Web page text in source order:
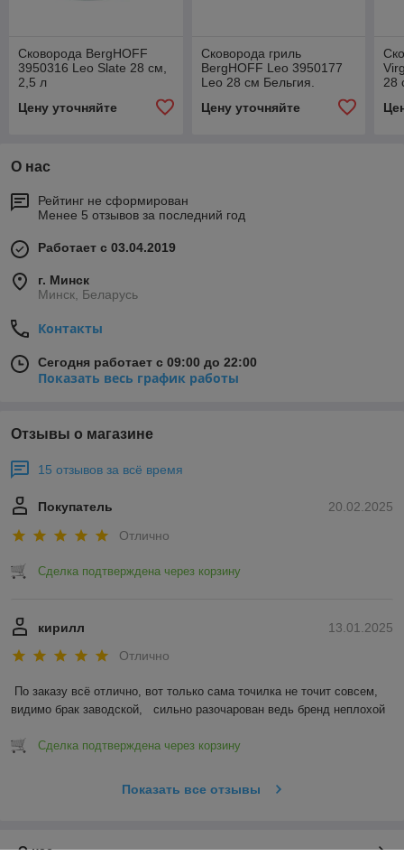
Сковорода BergHOFF
3950316 Leo Slate 28 см,
2,5 л
Цену уточняйте
Сковорода гриль
BergHOFF Leo 3950177
Leo 28 см Бельгия.
Цену уточняйте
28
О нас
Рейтинг не сформирован
Менее 5 отзывов за последний год
Работает с 03.04.2019
г. Минск
Минск, Беларусь
Контакты
Сегодня работает с 09:00 до 22:00
Показать весь график работы
Отзывы о магазине
15 отзывов за всё время
20.02.2025
Покупатель
Отлично
Сделка подтверждена через корзину
13.01.2025
кирилл
Отлично
По заказу всё отлично, вот только сама точилка не точит совсем,
видимо брак заводской,   сильно разочарован ведь бренд неплохой
Сделка подтверждена через корзину
Показать все отзывы
О нас